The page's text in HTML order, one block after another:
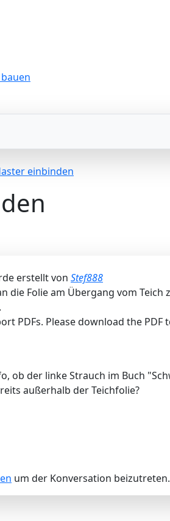
einbinden
erstellt von Stef888
die Folie am Übergang vom
PDFs. Please download the PDF
ob der linke Strauch im Buch
außerhalb der Teichfolie?
um der Konversation beizutreten.